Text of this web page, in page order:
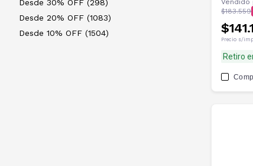
Desde 30% OFF (298)
Desde 20% OFF (1083)
Desde 10% OFF (1504)
Vendido
$183.559
Precio s/
Retiro